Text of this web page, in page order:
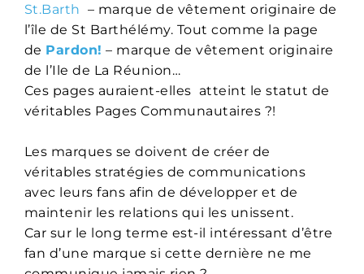
St.Barth – marque de vêtement originaire de
l’île de St Barthélémy. Tout comme la page
de Pardon! – marque de vêtement originaire
de l’Ile de La Réunion…
Ces pages auraient-elles atteint le statut de
véritables Pages Communautaires ?!
Les marques se doivent de créer de
véritables stratégies de communications
avec leurs fans afin de développer et de
maintenir les relations qui les unissent.
Car sur le long terme est-il intéressant d’être
fan d’une marque si cette dernière ne me